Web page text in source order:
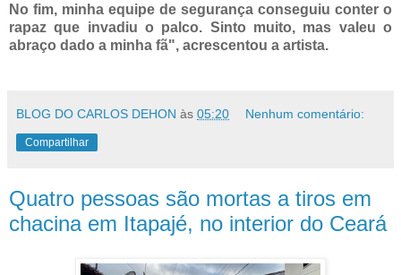
No fim, minha equipe de segurança conseguiu conter o
rapaz que invadiu o palco. Sinto muito, mas valeu o
abraço dado a minha fã", acrescentou a artista.
BLOG DO CARLOS DEHON às 05:20 Nenhum comentário:
Compartilhar
Quatro pessoas são mortas a tiros em
chacina em Itapajé, no interior do Ceará